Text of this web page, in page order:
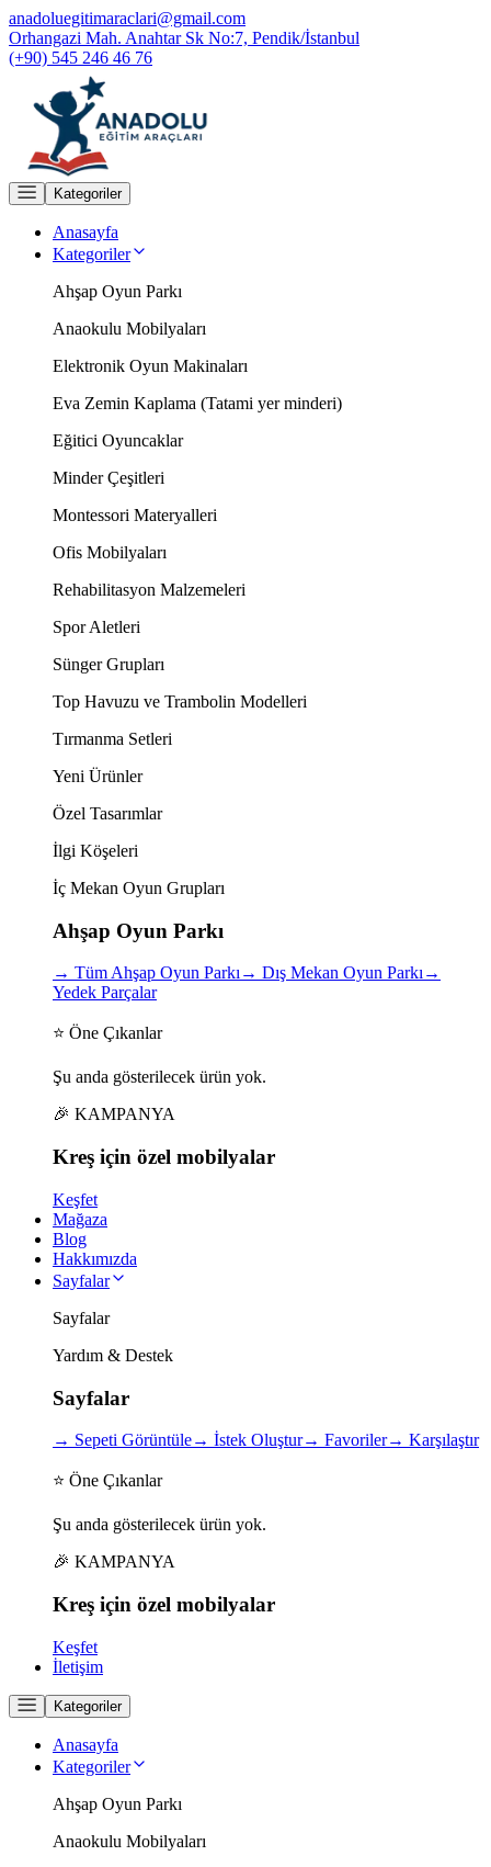
anadoluegitimaraclari@gmail.com
Orhangazi Mah. Anahtar Sk No:7, Pendik/İstanbul
(+90) 545 246 46 76
Kategoriler
Anasayfa
Kategoriler
Ahşap Oyun Parkı
Anaokulu Mobilyaları
Elektronik Oyun Makinaları
Eva Zemin Kaplama (Tatami yer minderi)
Eğitici Oyuncaklar
Minder Çeşitleri
Montessori Materyalleri
Ofis Mobilyaları
Rehabilitasyon Malzemeleri
Spor Aletleri
Sünger Grupları
Top Havuzu ve Trambolin Modelleri
Tırmanma Setleri
Yeni Ürünler
Özel Tasarımlar
İlgi Köşeleri
İç Mekan Oyun Grupları
Ahşap Oyun Parkı
→ Tüm Ahşap Oyun Parkı→ Dış Mekan Oyun Parkı→
Yedek Parçalar
⭐ Öne Çıkanlar
Şu anda gösterilecek ürün yok.
🎉 KAMPANYA
Kreş için özel mobilyalar
Keşfet
Mağaza
Blog
Hakkımızda
Sayfalar
Sayfalar
Yardım & Destek
Sayfalar
→ Sepeti Görüntüle→ İstek Oluştur→ Favoriler→ Karşılaştır
⭐ Öne Çıkanlar
Şu anda gösterilecek ürün yok.
🎉 KAMPANYA
Kreş için özel mobilyalar
Keşfet
İletişim
Kategoriler
Anasayfa
Kategoriler
Ahşap Oyun Parkı
Anaokulu Mobilyaları